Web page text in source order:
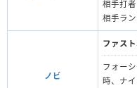
相手打
相手ラ
ノビ
ファス
フォー
時、ナ